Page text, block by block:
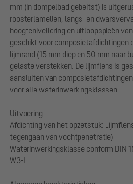
mm (in dompelbad gebeitst) is
roosterlamellen, langs- en
hoogtenivellering en uitloopspieën
geschikt voor composietafdichtingen
lijmrand (15 mm diep en 50 mm naar
gelaste verstekken. De lijmflens is
aansluiten van
voor alle waterinwerkingsklassen.
Uitvoering
Afdichting van het opzetstuk:
tegengaan van vochtpenetratie)
Waterinwerkingsklasse conform DIN
W3-I